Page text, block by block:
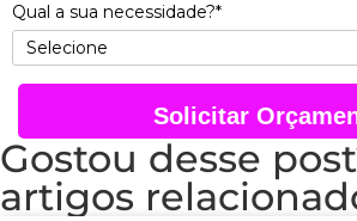
Qual a sua necessidade?*
Solicitar
Gostou desse
artigos